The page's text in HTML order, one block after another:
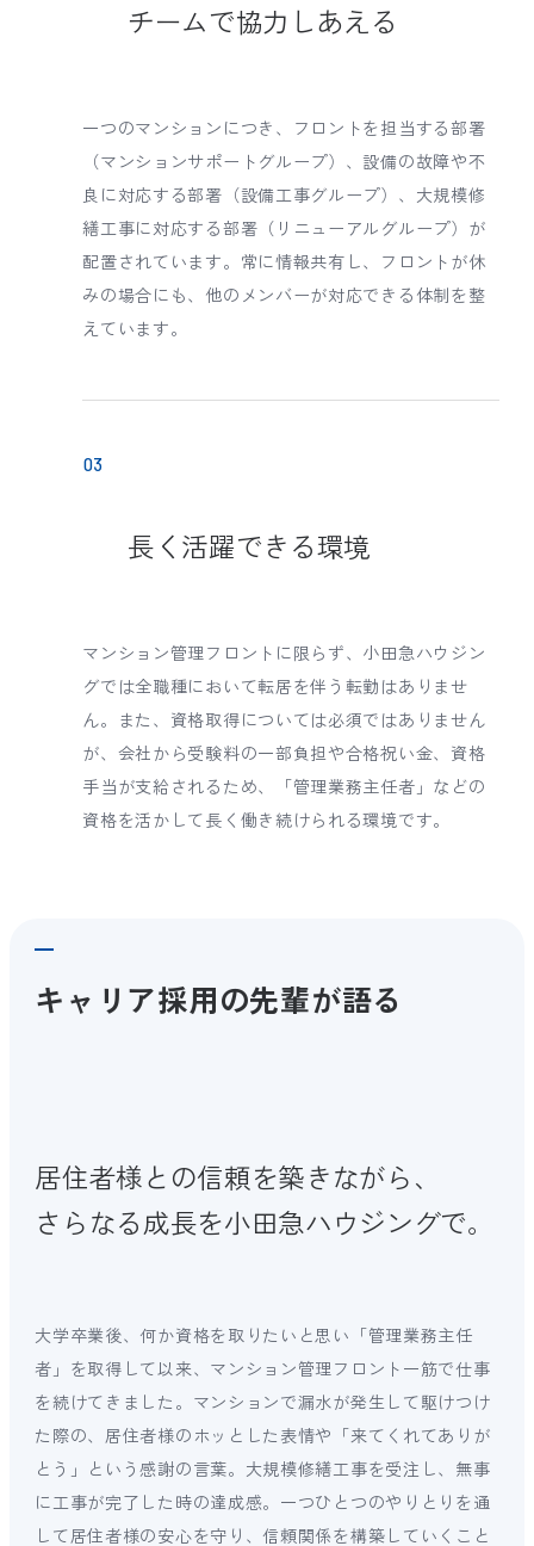
チームで協力しあえる
一つのマンションにつき、フロントを担当する部署
（マンションサポートグループ）、設備の故障や不
良に対応する部署（設備工事グループ）、大規模修
繕工事に対応する部署（リニューアルグループ）が
配置されています。常に情報共有し、フロントが休
みの場合にも、他のメンバーが対応できる体制を整
えています。
長く活躍できる環境
マンション管理フロントに限らず、小田急ハウジン
グでは全職種において転居を伴う転勤はありませ
ん。また、資格取得については必須ではありません
が、会社から受験料の一部負担や合格祝い金、資格
手当が支給されるため、「管理業務主任者」などの
資格を活かして長く働き続けられる環境です。
キャリア採用の先輩が語る
居住者様との信頼を築きながら、
さらなる成長を小田急ハウジングで。
大学卒業後、何か資格を取りたいと思い「管理業務主任
者」を取得して以来、マンション管理フロント一筋で仕事
を続けてきました。マンションで漏水が発生して駆けつけ
た際の、居住者様のホッとした表情や「来てくれてありが
とう」という感謝の言葉。大規模修繕工事を受注し、無事
に工事が完了した時の達成感。一つひとつのやりとりを通
して居住者様の安心を守り、信頼関係を構築していくこと